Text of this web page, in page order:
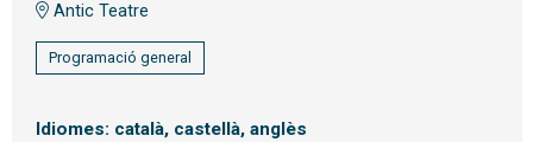
Antic Teatre
Programació general
Idiomes: català, castellà, anglès